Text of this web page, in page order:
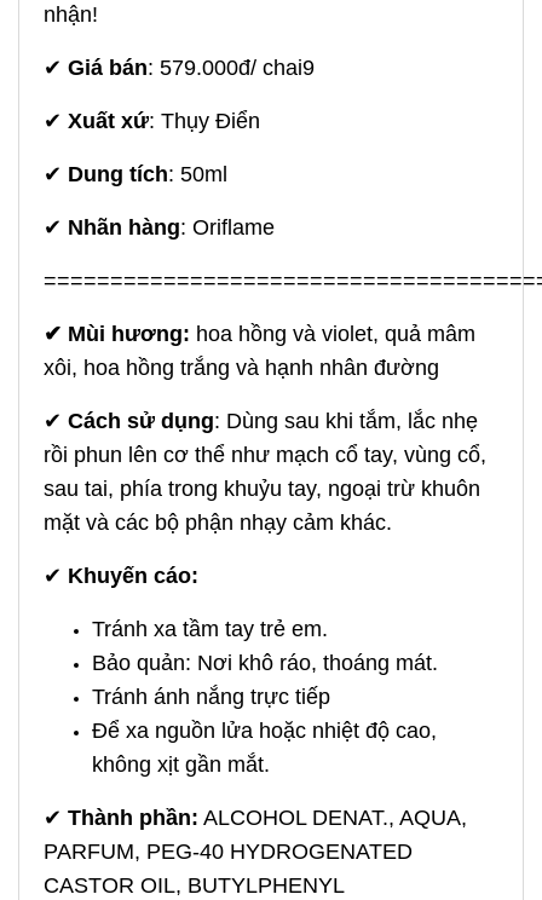
nhận!
✔ Giá bán: 579.000đ/ chai9
✔ Xuất xứ: Thụy Điển
✔ Dung tích: 50ml
✔ Nhãn hàng: Oriflame
✔ Mùi hương: hoa hồng và violet, quả mâm
xôi, hoa hồng trắng và hạnh nhân đường
✔ Cách sử dụng: Dùng sau khi tắm, lắc nhẹ
rồi phun lên cơ thể như mạch cổ tay, vùng cổ,
sau tai, phía trong khuỷu tay, ngoại trừ khuôn
mặt và các bộ phận nhạy cảm khác.
✔ Khuyến cáo:
Tránh xa tầm tay trẻ em.
Bảo quản: Nơi khô ráo, thoáng mát.
Tránh ánh nắng trực tiếp
Để xa nguồn lửa hoặc nhiệt độ cao,
không xịt gần mắt.
✔ Thành phần: ALCOHOL DENAT., AQUA,
PARFUM, PEG-40 HYDROGENATED
CASTOR OIL, BUTYLPHENYL